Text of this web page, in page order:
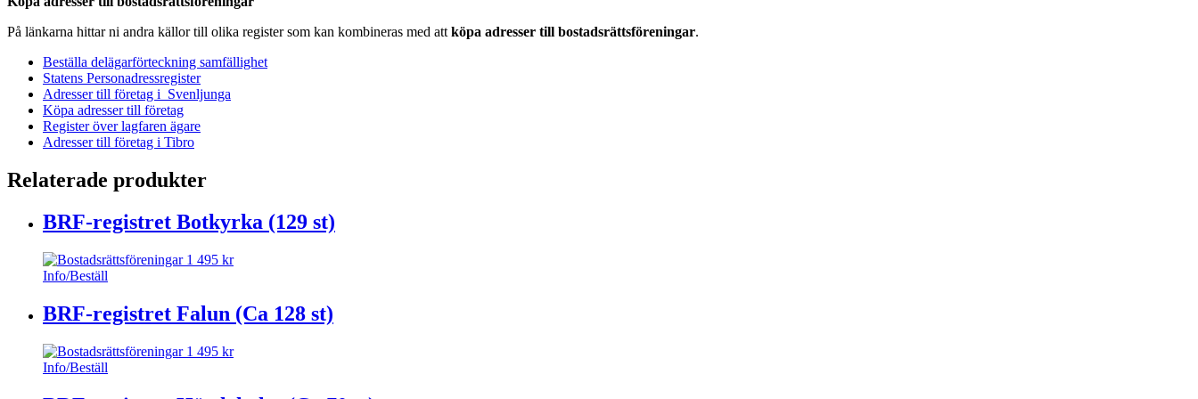
mängd
På länkarna hittar ni andra källor till olika register som kan kombineras med att köpa adresser till bostadsrättsföreningar.
Beställa delägarförteckning samfällighet
Statens Personadressregister
Adresser till företag i Svenljunga
Köpa adresser till företag
Register över lagfaren ägare
Adresser till företag i Tibro
Relaterade produkter
BRF-registret Botkyrka (129 st)
1 495 kr
Info/Beställ
BRF-registret Falun (Ca 128 st)
1 495 kr
Info/Beställ